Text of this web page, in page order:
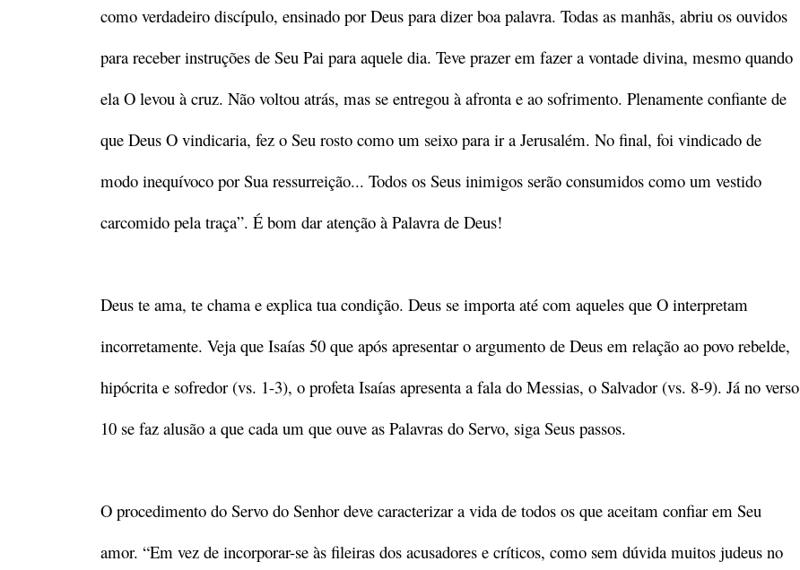
como verdadeiro discípulo, ensinado por Deus para dizer boa palavra. Todas as manhãs, abriu os ouvidos
para receber instruções de Seu Pai para aquele dia. Teve prazer em fazer a vontade divina, mesmo quando
ela O levou à cruz. Não voltou atrás, mas se entregou à afronta e ao sofrimento. Plenamente confiante de
que Deus O vindicaria, fez o Seu rosto como um seixo para ir a Jerusalém. No final, foi vindicado de
modo inequívoco por Sua ressurreição... Todos os Seus inimigos serão consumidos como um vestido
carcomido pela traça”. É bom dar atenção à Palavra de Deus!
Deus te ama, te chama e explica tua condição. Deus se importa até com aqueles que O interpretam
incorretamente. Veja que Isaías 50 que após apresentar o argumento de Deus em relação ao povo rebelde,
hipócrita e sofredor (vs. 1-3), o profeta Isaías apresenta a fala do Messias, o Salvador (vs. 8-9). Já no verso
10 se faz alusão a que cada um que ouve as Palavras do Servo, siga Seus passos.
O procedimento do Servo do Senhor deve caracterizar a vida de todos os que aceitam confiar em Seu
amor. “Em vez de incorporar-se às fileiras dos acusadores e críticos, como sem dúvida muitos judeus no